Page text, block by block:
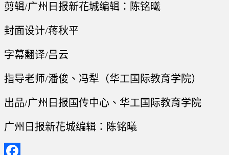
剪辑/广州日报新花城编辑：陈铭曦
封面设计/蒋秋平
字幕翻译/吕云
指导老师/潘俊、冯犁（华工国际教育学院）
出品/广州日报国传中心、华工国际教育学院
广州日报新花城编辑：陈铭曦